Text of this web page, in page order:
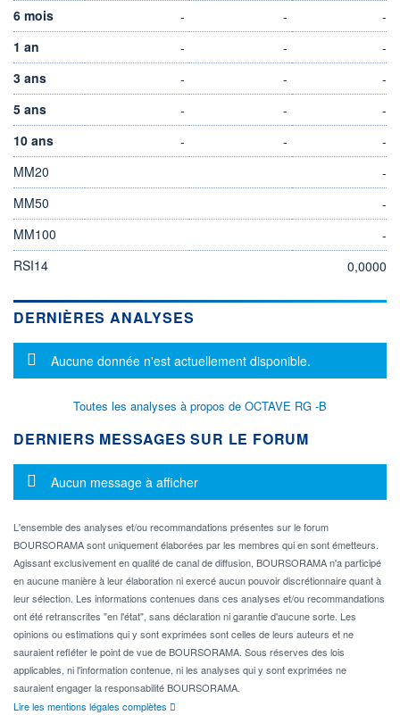
6 mois
- -
-
1 an
- -
-
3 ans
- -
-
5 ans
- -
-
10 ans
- -
-
MM20
-
MM50
-
MM100
-
RSI14
0,0000
DERNIÈRES ANALYSES
Message d'information
Aucune donnée n'est actuellement disponible.
Toutes les analyses à propos de OCTAVE RG -B
DERNIERS MESSAGES SUR LE FORUM
Message d'information
Aucun message à afficher
L'ensemble des analyses et/ou recommandations présentes sur le forum
BOURSORAMA sont uniquement élaborées par les membres qui en sont émetteurs.
Agissant exclusivement en qualité de canal de diffusion, BOURSORAMA n'a participé
en aucune manière à leur élaboration ni exercé aucun pouvoir discrétionnaire quant à
leur sélection. Les informations contenues dans ces analyses et/ou recommandations
ont été retranscrites "en l'état", sans déclaration ni garantie d'aucune sorte. Les
opinions ou estimations qui y sont exprimées sont celles de leurs auteurs et ne
sauraient refléter le point de vue de BOURSORAMA. Sous réserves des lois
applicables, ni l'information contenue, ni les analyses qui y sont exprimées ne
sauraient engager la responsabilité BOURSORAMA.
Lire les mentions légales complètes